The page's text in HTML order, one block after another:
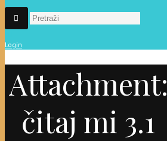
Login
Attachment:
čitaj mi 3.1